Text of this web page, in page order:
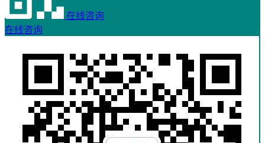
在线咨询
在线咨询